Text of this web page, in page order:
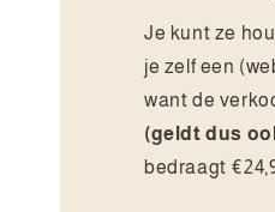
Je kunt ze
je zelf een
want de
(geldt dus
bedraagt